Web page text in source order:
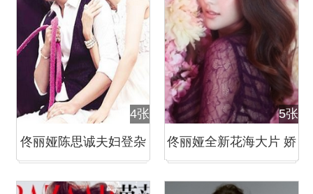
4张
佟丽娅陈思诚夫妇登杂
5张
佟丽娅全新花海大片 娇